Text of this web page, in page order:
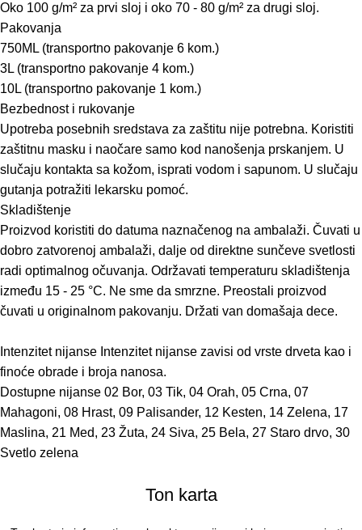
Oko 100 g/m² za prvi sloj i oko 70 - 80 g/m² za drugi sloj.
Pakovanja
750ML (transportno pakovanje 6 kom.)
3L (transportno pakovanje 4 kom.)
10L (transportno pakovanje 1 kom.)
Bezbednost i rukovanje
Upotreba posebnih sredstava za zaštitu nije potrebna. Koristiti
zaštitnu masku i naočare samo kod nanošenja prskanjem. U
slučaju kontakta sa kožom, isprati vodom i sapunom. U slučaju
gutanja potražiti lekarsku pomoć.
Skladištenje
Proizvod koristiti do datuma naznačenog na ambalaži. Čuvati u
dobro zatvorenoj ambalaži, dalje od direktne sunčeve svetlosti
radi optimalnog očuvanja. Održavati temperaturu skladištenja
između 15 - 25 °C. Ne sme da smrzne. Preostali proizvod
čuvati u originalnom pakovanju. Držati van domašaja dece.
Intenzitet nijanse Intenzitet nijanse zavisi od vrste drveta kao i
finoće obrade i broja nanosa.
Dostupne nijanse 02 Bor, 03 Tik, 04 Orah, 05 Crna, 07
Mahagoni, 08 Hrast, 09 Palisander, 12 Kesten, 14 Zelena, 17
Maslina, 21 Med, 23 Žuta, 24 Siva, 25 Bela, 27 Staro drvo, 30
Svetlo zelena
Ton karta